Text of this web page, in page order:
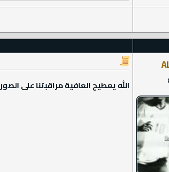
الله يعطيج العافية مراقبتنا على الصور